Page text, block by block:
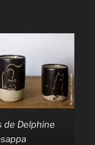
de Delphine